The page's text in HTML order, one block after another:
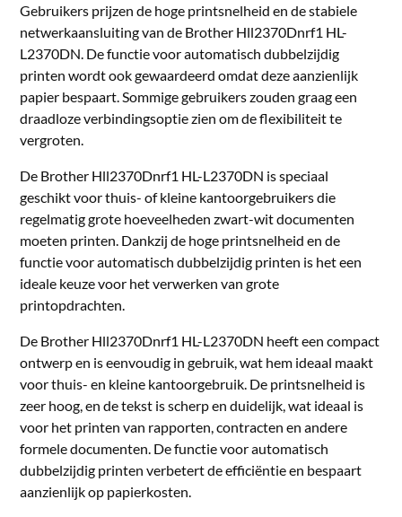
Gebruikers prijzen de hoge printsnelheid en de stabiele
netwerkaansluiting van de Brother Hll2370Dnrf1 HL-
L2370DN. De functie voor automatisch dubbelzijdig
printen wordt ook gewaardeerd omdat deze aanzienlijk
papier bespaart. Sommige gebruikers zouden graag een
draadloze verbindingsoptie zien om de flexibiliteit te
vergroten.
De Brother Hll2370Dnrf1 HL-L2370DN is speciaal
geschikt voor thuis- of kleine kantoorgebruikers die
regelmatig grote hoeveelheden zwart-wit documenten
moeten printen. Dankzij de hoge printsnelheid en de
functie voor automatisch dubbelzijdig printen is het een
ideale keuze voor het verwerken van grote
printopdrachten.
De Brother Hll2370Dnrf1 HL-L2370DN heeft een compact
ontwerp en is eenvoudig in gebruik, wat hem ideaal maakt
voor thuis- en kleine kantoorgebruik. De printsnelheid is
zeer hoog, en de tekst is scherp en duidelijk, wat ideaal is
voor het printen van rapporten, contracten en andere
formele documenten. De functie voor automatisch
dubbelzijdig printen verbetert de efficiëntie en bespaart
aanzienlijk op papierkosten.